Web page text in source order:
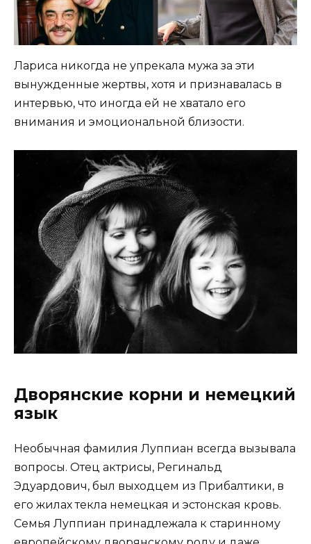
Лариса никогда не упрекала мужа за эти
вынужденные жертвы, хотя и признавалась в
интервью, что иногда ей не хватало его
внимания и эмоциональной близости.
Дворянские корни и немецкий
язык
Необычная фамилия Луппиан всегда вызывала
вопросы. Отец актрисы, Регинальд
Эдуардович, был выходцем из Прибалтики, в
его жилах текла немецкая и эстонская кровь.
Семья Луппиан принадлежала к старинному